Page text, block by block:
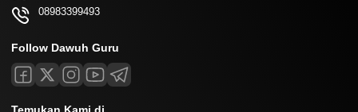
08983399493
Follow Dawuh Guru
Temukan Kami di